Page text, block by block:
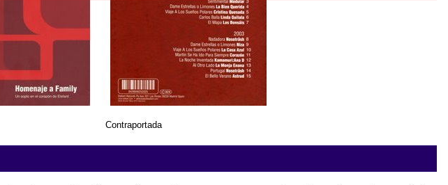
Contraportada